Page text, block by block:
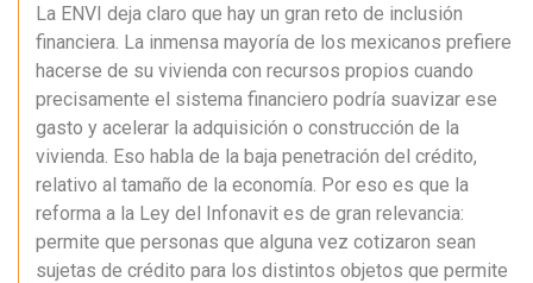
La ENVI deja claro que hay un gran reto de inclusión
financiera. La inmensa mayoría de los mexicanos prefiere
hacerse de su vivienda con recursos propios cuando
precisamente el sistema financiero podría suavizar ese
gasto y acelerar la adquisición o construcción de la
vivienda. Eso habla de la baja penetración del crédito,
relativo al tamaño de la economía. Por eso es que la
reforma a la Ley del Infonavit es de gran relevancia:
permite que personas que alguna vez cotizaron sean
sujetas de crédito para los distintos objetos que permite